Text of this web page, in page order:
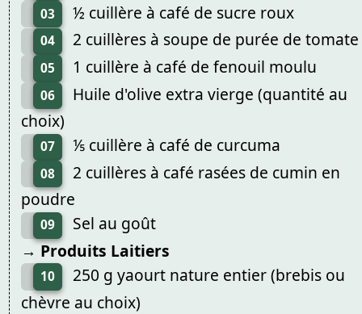
03 ½ cuillère à café de sucre roux
04 2 cuillères à soupe de purée de tomate
05 1 cuillère à café de fenouil moulu
06
Huile d'olive extra vierge (quantité au
choix)
07 ⅕ cuillère à café de curcuma
08
2 cuillères à café rasées de cumin en
poudre
09
Sel au goût
→ Produits Laitiers
10
250 g yaourt nature entier (brebis ou
chèvre au choix)